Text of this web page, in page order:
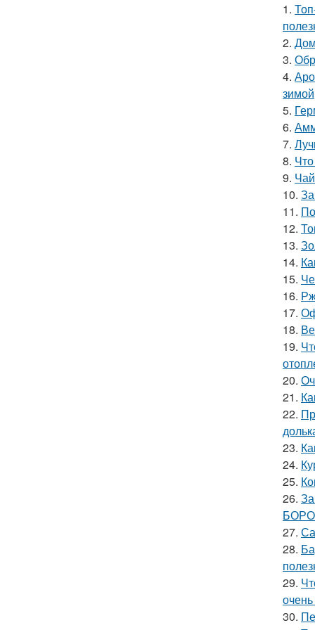
1.
2.
3.
4.
зимой
5.
6.
7.
8.
9.
10.
11.
12.
13.
14.
15.
16.
17.
18.
19.
20.
21.
22.
23.
24.
25.
26.
27.
28.
29.
30.